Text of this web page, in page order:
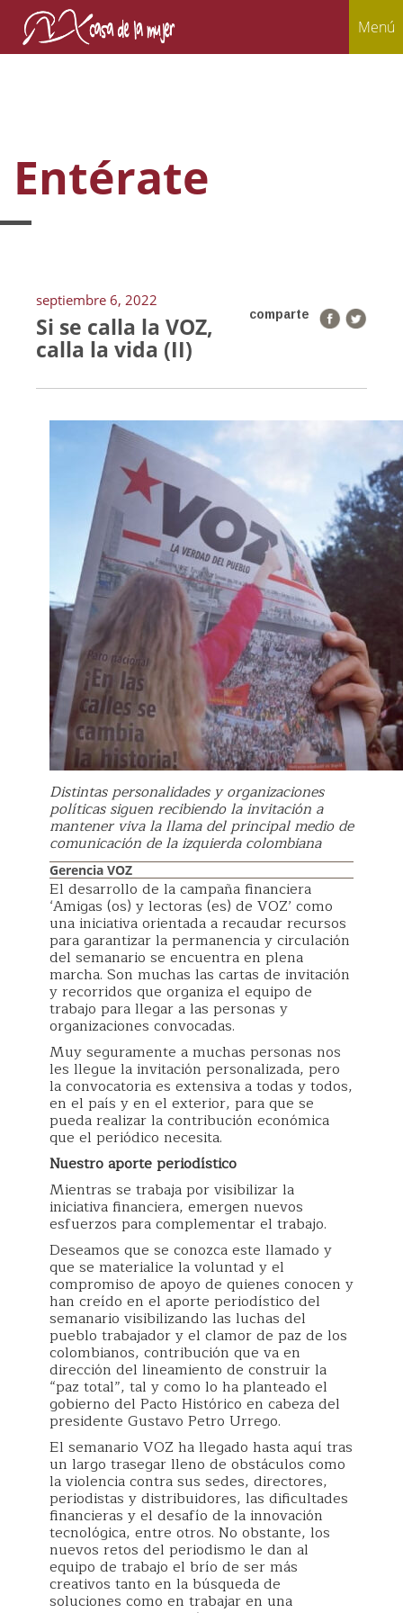
Menú
Entérate
septiembre 6, 2022
comparte
Si se calla la VOZ,
calla la vida (II)
Distintas personalidades y organizaciones
políticas siguen recibiendo la invitación a
mantener viva la llama del principal medio de
comunicación de la izquierda colombiana
Gerencia VOZ
El desarrollo de la campaña financiera
‘Amigas (os) y lectoras (es) de VOZ’ como
una iniciativa orientada a recaudar recursos
para garantizar la permanencia y circulación
del semanario se encuentra en plena
marcha. Son muchas las cartas de invitación
y recorridos que organiza el equipo de
trabajo para llegar a las personas y
organizaciones convocadas.
Muy seguramente a muchas personas nos
les llegue la invitación personalizada, pero
la convocatoria es extensiva a todas y todos,
en el país y en el exterior, para que se
pueda realizar la contribución económica
que el periódico necesita.
Nuestro aporte periodístico
Mientras se trabaja por visibilizar la
iniciativa financiera, emergen nuevos
esfuerzos para complementar el trabajo.
Deseamos que se conozca este llamado y
que se materialice la voluntad y el
compromiso de apoyo de quienes conocen y
han creído en el aporte periodístico del
semanario visibilizando las luchas del
pueblo trabajador y el clamor de paz de los
colombianos, contribución que va en
dirección del lineamiento de construir la
“paz total”, tal y como lo ha planteado el
gobierno del Pacto Histórico en cabeza del
presidente Gustavo Petro Urrego.
El semanario VOZ ha llegado hasta aquí tras
un largo trasegar lleno de obstáculos como
la violencia contra sus sedes, directores,
periodistas y distribuidores, las dificultades
financieras y el desafío de la innovación
tecnológica, entre otros. No obstante, los
nuevos retos del periodismo le dan al
equipo de trabajo el brío de ser más
creativos tanto en la búsqueda de
soluciones como en trabajar en una